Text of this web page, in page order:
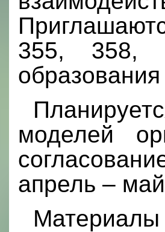
355, 358,
моделей
апрель –